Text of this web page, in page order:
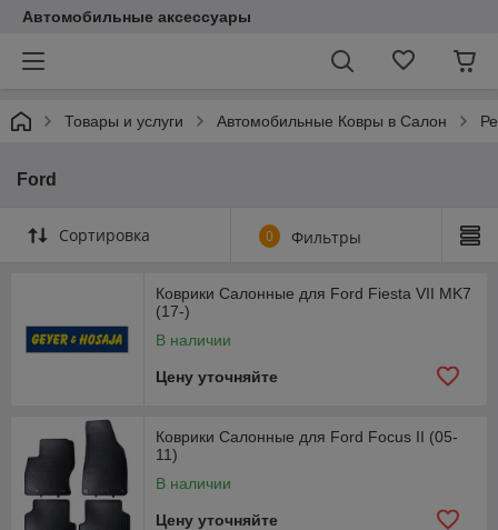
Автомобильные аксессуары
Товары и услуги Автомобильные Ковры в Салон
Ford
Сортировка 0 Фильтры
Коврики Салонные для Ford Fiesta VII MK7
(17-)
В наличии
Цену уточняйте
Коврики Салонные для Ford Focus II (05-
11)
В наличии
Цену уточняйте